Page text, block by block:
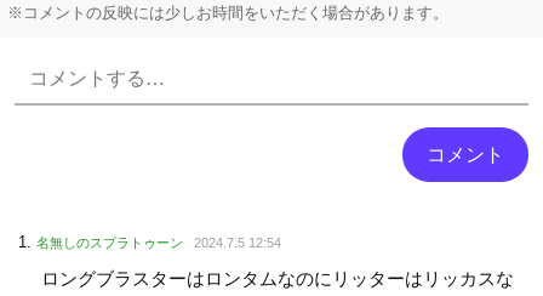
※コメントの反映には少しお時間をいただく場合があります。
名無しのスプラトゥーン 2024.7.5 12:54
ロングブラスターはロンタムなのにリッターはリッカスな